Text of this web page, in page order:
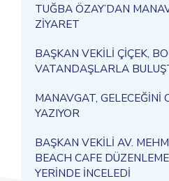
TUĞBA ÖZAY’DAN
ZİYARET
BAŞKAN VEKİLİ ÇİÇEK,
VATANDAŞLARLA
MANAVGAT, GELECEĞİNİ
YAZIYOR
BAŞKAN VEKİLİ AV.
BEACH CAFE
YERİNDE İNCELEDİ